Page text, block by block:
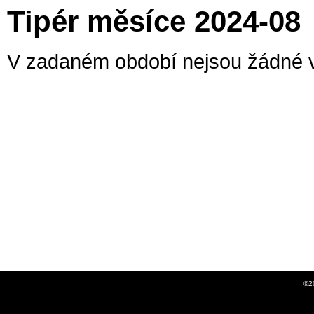
Tipér měsíce 2024-08
V zadaném období nejsou žádné